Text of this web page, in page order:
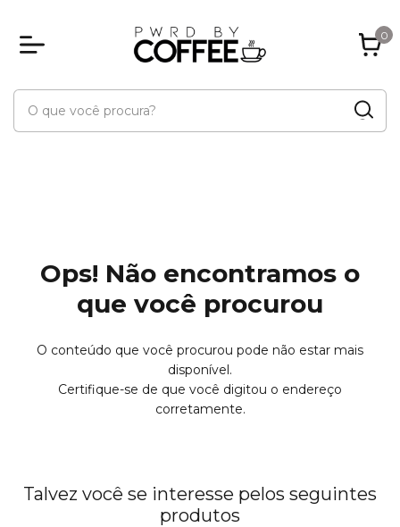
0
Ops! Não encontramos o
que você procurou
O conteúdo que você procurou pode não estar mais
disponível.
Certifique-se de que você digitou o endereço
corretamente.
Talvez você se interesse pelos seguintes
produtos